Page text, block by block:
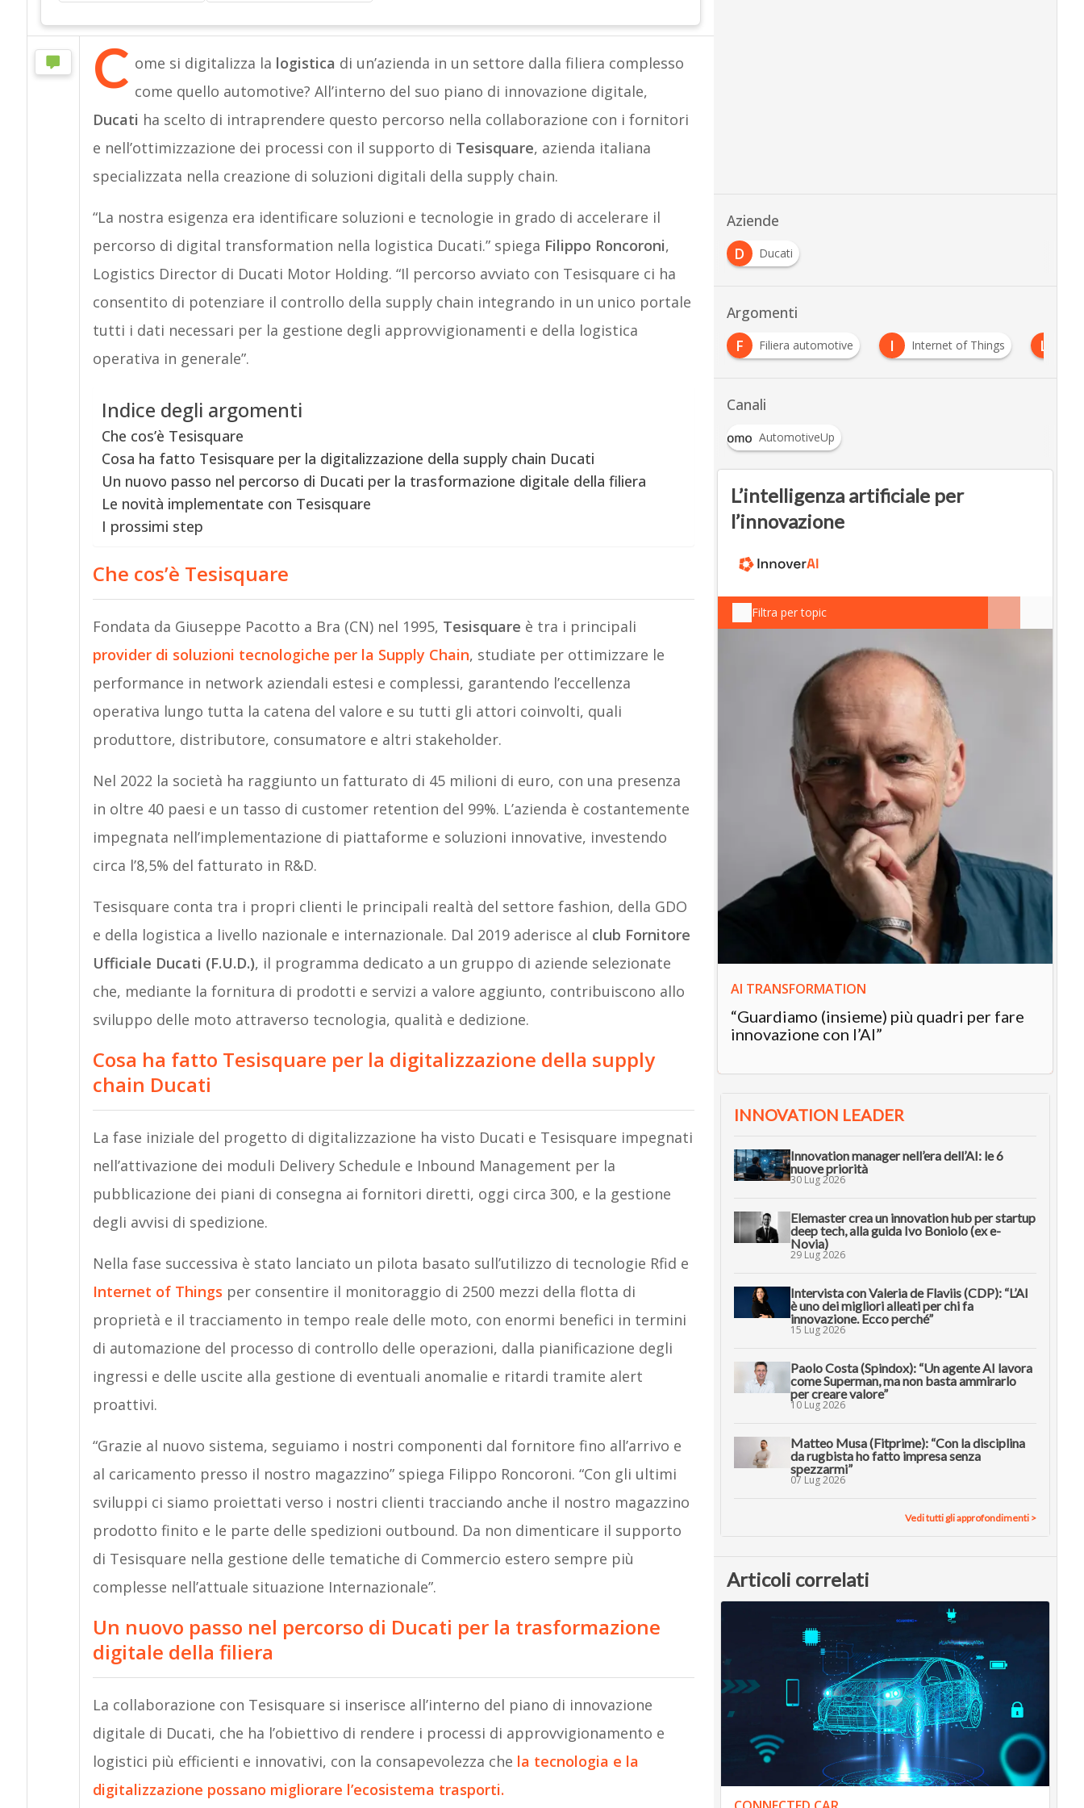
C ome si digitalizza la logistica di un’azienda in un settore dalla filiera complesso
come quello automotive? All’interno del suo piano di innovazione digitale,
Ducati ha scelto di intraprendere questo percorso nella collaborazione con i fornitori
e nell’ottimizzazione dei processi con il supporto di Tesisquare, azienda italiana
specializzata nella creazione di soluzioni digitali della supply chain.
“La nostra esigenza era identificare soluzioni e tecnologie in grado di accelerare il
percorso di digital transformation nella logistica Ducati.” spiega Filippo Roncoroni,
Logistics Director di Ducati Motor Holding. “Il percorso avviato con Tesisquare ci ha
consentito di potenziare il controllo della supply chain integrando in un unico portale
tutti i dati necessari per la gestione degli approvvigionamenti e della logistica
operativa in generale”.
Indice degli argomenti
Che cos’è Tesisquare
Cosa ha fatto Tesisquare per la digitalizzazione della supply chain Ducati
Un nuovo passo nel percorso di Ducati per la trasformazione digitale della filiera
Le novità implementate con Tesisquare
I prossimi step
Che cos’è Tesisquare
Fondata da Giuseppe Pacotto a Bra (CN) nel 1995, Tesisquare è tra i principali
provider di soluzioni tecnologiche per la Supply Chain, studiate per ottimizzare le
performance in network aziendali estesi e complessi, garantendo l’eccellenza
operativa lungo tutta la catena del valore e su tutti gli attori coinvolti, quali
produttore, distributore, consumatore e altri stakeholder.
Nel 2022 la società ha raggiunto un fatturato di 45 milioni di euro, con una presenza
in oltre 40 paesi e un tasso di customer retention del 99%. L’azienda è costantemente
impegnata nell’implementazione di piattaforme e soluzioni innovative, investendo
circa l’8,5% del fatturato in R&D.
Tesisquare conta tra i propri clienti le principali realtà del settore fashion, della GDO
e della logistica a livello nazionale e internazionale. Dal 2019 aderisce al club Fornitore
Ufficiale Ducati (F.U.D.), il programma dedicato a un gruppo di aziende selezionate
che, mediante la fornitura di prodotti e servizi a valore aggiunto, contribuiscono allo
sviluppo delle moto attraverso tecnologia, qualità e dedizione.
Cosa ha fatto Tesisquare per la digitalizzazione della supply
chain Ducati
La fase iniziale del progetto di digitalizzazione ha visto Ducati e Tesisquare impegnati
nell’attivazione dei moduli Delivery Schedule e Inbound Management per la
pubblicazione dei piani di consegna ai fornitori diretti, oggi circa 300, e la gestione
degli avvisi di spedizione.
Nella fase successiva è stato lanciato un pilota basato sull’utilizzo di tecnologie Rfid e
Internet of Things per consentire il monitoraggio di 2500 mezzi della flotta di
proprietà e il tracciamento in tempo reale delle moto, con enormi benefici in termini
di automazione del processo di controllo delle operazioni, dalla pianificazione degli
ingressi e delle uscite alla gestione di eventuali anomalie e ritardi tramite alert
proattivi.
“Grazie al nuovo sistema, seguiamo i nostri componenti dal fornitore fino all’arrivo e
al caricamento presso il nostro magazzino” spiega Filippo Roncoroni. “Con gli ultimi
sviluppi ci siamo proiettati verso i nostri clienti tracciando anche il nostro magazzino
prodotto finito e le parte delle spedizioni outbound. Da non dimenticare il supporto
di Tesisquare nella gestione delle tematiche di Commercio estero sempre più
complesse nell’attuale situazione Internazionale”.
Un nuovo passo nel percorso di Ducati per la trasformazione
digitale della filiera
La collaborazione con Tesisquare si inserisce all’interno del piano di innovazione
digitale di Ducati, che ha l’obiettivo di rendere i processi di approvvigionamento e
logistici più efficienti e innovativi, con la consapevolezza che la tecnologia e la
digitalizzazione possano migliorare l’ecosistema trasporti.
Aziende
D
Ducati
Argomenti
A
Filiera automotive I Internet of Things L Logistica
Canali
AutomotiveUp
L’intelligenza artificiale per
l’innovazione
Filtra per topic
AI TRANSFORMATION
“Guardiamo (insieme) più quadri per fare
innovazione con l’AI”
INNOVATION LEADER
Innovation manager nell’era dell’AI: le 6
nuove priorità
30 Lug 2026
Elemaster crea un innovation hub per startup
deep tech, alla guida Ivo Boniolo (ex e-
Novia)
29 Lug 2026
Intervista con Valeria de Flaviis (CDP): “L’AI
è uno dei migliori alleati per chi fa
innovazione. Ecco perché”
15 Lug 2026
Paolo Costa (Spindox): “Un agente AI lavora
come Superman, ma non basta ammirarlo
per creare valore”
10 Lug 2026
Matteo Musa (Fitprime): “Con la disciplina
da rugbista ho fatto impresa senza
spezzarmi”
07 Lug 2026
Vedi tutti gli approfondimenti >
Articoli correlati